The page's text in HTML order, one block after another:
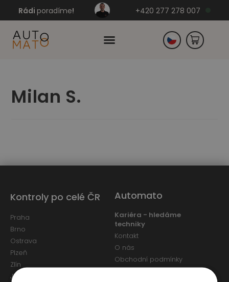
Rádi poradíme! +420 277 278 007
Milan S.
Automato
Kariéra - hledáme
techniky
Kontakt
O nás
Obchodní podmínky
Kontroly po celé ČR
Praha
Brno
Ostrava
Plzeň
Zlín
Jihlava